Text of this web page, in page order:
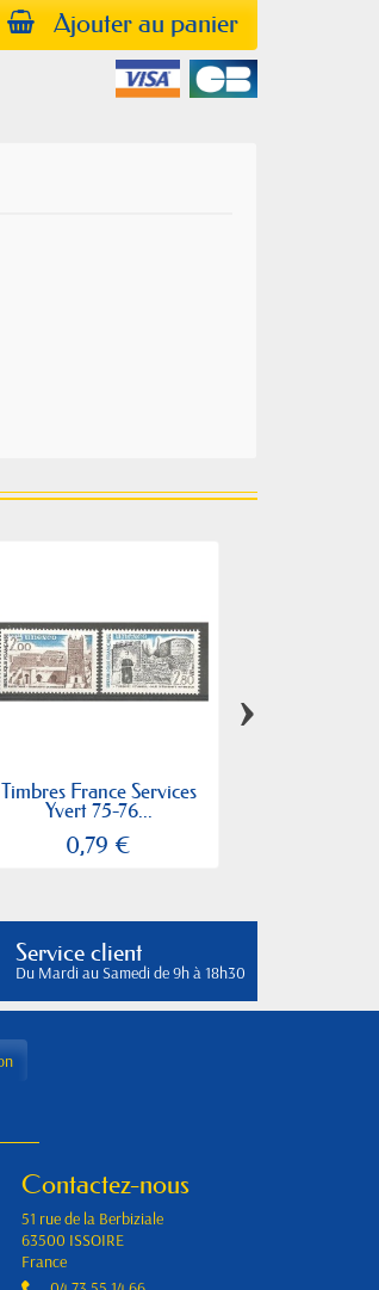
Ajouter au panier
Timbres France Services
Yvert 75-76...
0,79 €
›
Service client
Du Mardi au Samedi de 9h à 18h30
Contactez-nous
51 rue de la Berbiziale
63500 ISSOIRE
France